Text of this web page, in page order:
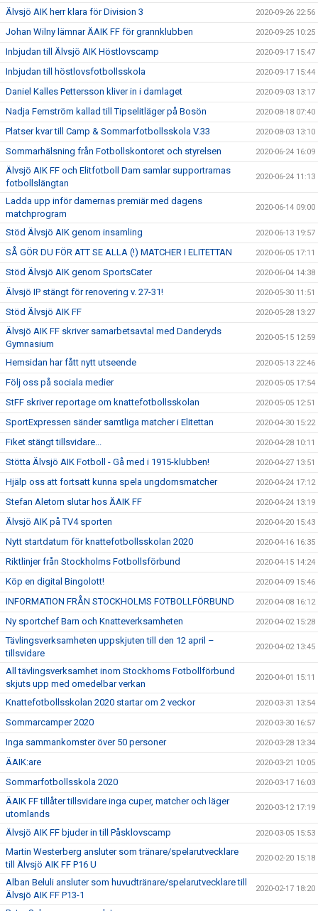
Älvsjö AIK herr klara för Division 3 2020-09-26 22:56
Johan Wilny lämnar ÄAIK FF för grannklubben 2020-09-25 10:25
Inbjudan till Älvsjö AIK Höstlovscamp 2020-09-17 15:47
Inbjudan till höstlovsfotbollsskola 2020-09-17 15:44
Daniel Kalles Pettersson kliver in i damlaget 2020-09-03 13:17
Nadja Fernström kallad till Tipselitläger på Bosön 2020-08-18 07:40
Platser kvar till Camp & Sommarfotbollsskola V.33 2020-08-03 13:10
Sommarhälsning från Fotbollskontoret och styrelsen 2020-06-24 16:09
Älvsjö AIK FF och Elitfotboll Dam samlar supportrarnas
fotbollslängtan
2020-06-24 11:13
Ladda upp inför damernas premiär med dagens
matchprogram
2020-06-14 09:00
Stöd Älvsjö AIK genom insamling 2020-06-13 19:57
SÅ GÖR DU FÖR ATT SE ALLA (!) MATCHER I ELITETTAN 2020-06-05 17:11
Stöd Älvsjö AIK genom SportsCater 2020-06-04 14:38
Älvsjö IP stängt för renovering v. 27-31! 2020-05-30 11:51
Stöd Älvsjö AIK FF 2020-05-28 13:27
Älvsjö AIK FF skriver samarbetsavtal med Danderyds
Gymnasium
2020-05-15 12:59
Hemsidan har fått nytt utseende 2020-05-13 22:46
Följ oss på sociala medier 2020-05-05 17:54
StFF skriver reportage om knattefotbollsskolan 2020-05-05 12:51
SportExpressen sänder samtliga matcher i Elitettan 2020-04-30 15:22
Fiket stängt tillsvidare... 2020-04-28 10:11
Stötta Älvsjö AIK Fotboll - Gå med i 1915-klubben! 2020-04-27 13:51
Hjälp oss att fortsatt kunna spela ungdomsmatcher 2020-04-24 17:12
Stefan Aletorn slutar hos ÄAIK FF 2020-04-24 13:19
Älvsjö AIK på TV4 sporten 2020-04-20 15:43
Nytt startdatum för knattefotbollsskolan 2020 2020-04-16 16:35
Riktlinjer från Stockholms Fotbollsförbund 2020-04-15 14:24
Köp en digital Bingolott! 2020-04-09 15:46
INFORMATION FRÅN STOCKHOLMS FOTBOLLFÖRBUND 2020-04-08 16:12
Ny sportchef Barn och Knatteverksamheten 2020-04-02 15:28
Tävlingsverksamheten uppskjuten till den 12 april –
tillsvidare
2020-04-02 13:45
All tävlingsverksamhet inom Stockhoms Fotbollförbund
skjuts upp med omedelbar verkan
2020-04-01 15:11
Knattefotbollsskolan 2020 startar om 2 veckor 2020-03-31 13:54
Sommarcamper 2020 2020-03-30 16:57
Inga sammankomster över 50 personer 2020-03-28 13:34
ÄAIK:are 2020-03-21 10:05
Sommarfotbollsskola 2020 2020-03-17 16:03
ÄAIK FF tillåter tillsvidare inga cuper, matcher och läger
utomlands
2020-03-12 17:19
Älvsjö AIK FF bjuder in till Påsklovscamp 2020-03-05 15:53
Martin Westerberg ansluter som tränare/spelarutvecklare
till Älvsjö AIK FF P16 U
2020-02-20 15:18
Alban Beluli ansluter som huvudtränare/spelarutvecklare till
Älvsjö AIK FF P13-1
2020-02-17 18:20